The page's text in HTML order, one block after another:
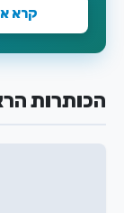
קרא
הכותרות